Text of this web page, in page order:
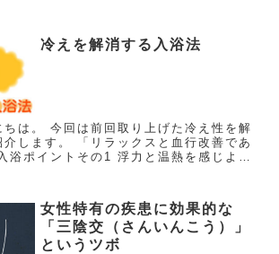
冷えを解消する入浴法
ちは。 今回は前回取り上げた冷え性を解
します。 「リラックスと血行改善であ
浴ポイントその1 浮力と温熱を感じよう
女性特有の疾患に効果的な
「三陰交（さんいんこう）」
というツボ